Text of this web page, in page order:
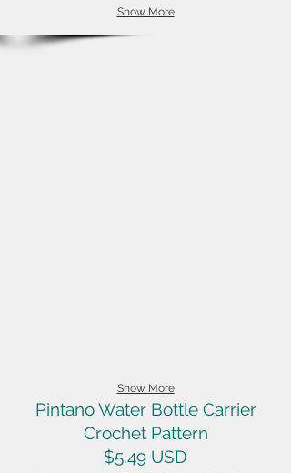
Show More
Show More
Pintano Water Bottle Carrier
Crochet Pattern
$5.49 USD